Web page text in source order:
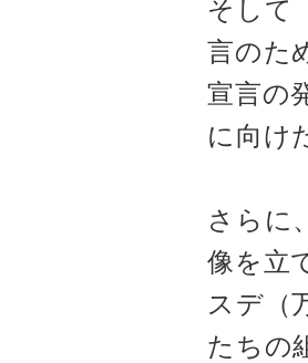
そして
言のた
宣言の
に向け
さらに
像を立
スデ（
たちの